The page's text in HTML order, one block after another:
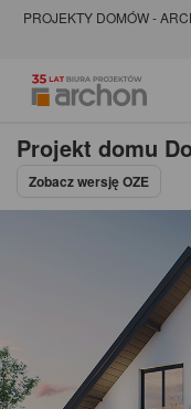
PROJEKTY DOMÓW -
Projekt domu
Zobacz wersję OZE